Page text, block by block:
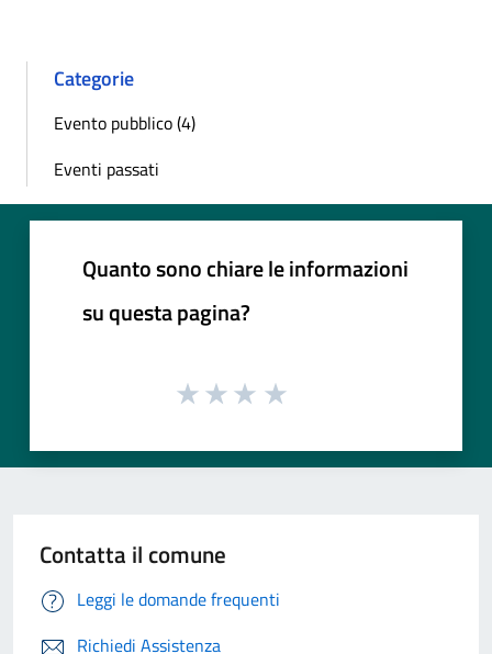
Categorie
Evento pubblico (4)
Eventi passati
Quanto sono chiare le informazioni
su questa pagina?
Contatta il comune
Leggi le domande frequenti
Richiedi Assistenza